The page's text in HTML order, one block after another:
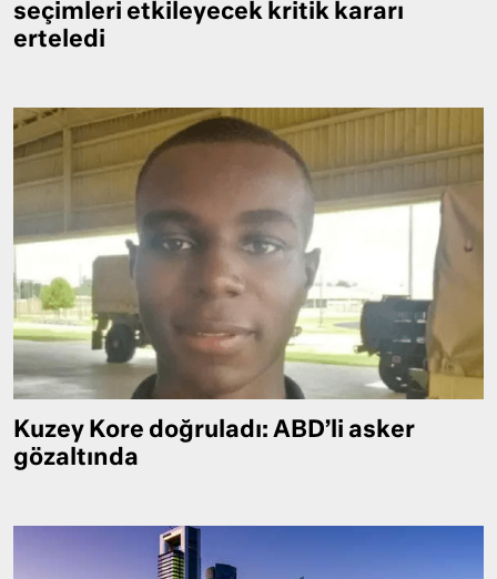
seçimleri etkileyecek kritik kararı
erteledi
Kuzey Kore doğruladı: ABD’li asker
gözaltında